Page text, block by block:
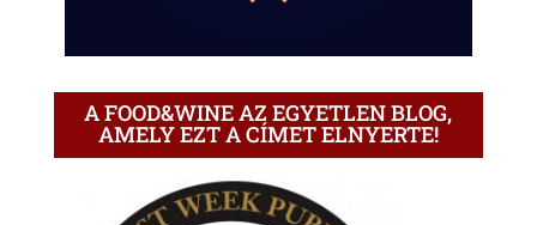
A FOOD&WINE AZ EGYETLEN BLOG,
AMELY EZT A CÍMET ELNYERTE!